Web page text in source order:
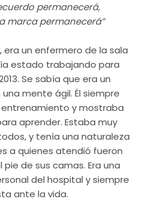
permanecerá,
marca permanecerá”
era un enfermero de la sala
estado trabajando para
Se sabía que era un
mente ágil. Él siempre
y mostraba
aprender. Estaba muy
y tenía una naturaleza
a quienes atendió fueron
de sus camas. Era una
del hospital y siempre
ante la vida.